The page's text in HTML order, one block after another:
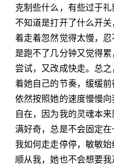
克制些什么，有些过于
不知道是打开了什么开
着走着忽然觉得太慢，
是跑不了几分钟又觉得
尝试，又改成快走。总
着她自己的节奏，缓缓
依然按照她的速度慢慢
自在，因为我的灵魂本
满好奇，总是不会固定
我如何走走停停，敏敏
顺从我，她也不会想要